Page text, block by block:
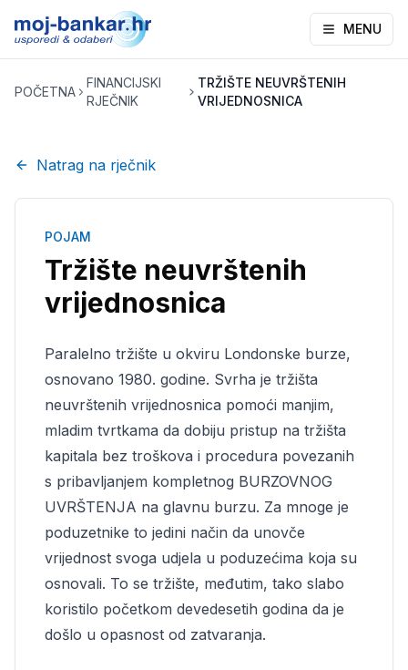
MENU
POČETNA
FINANCIJSKI
RJEČNIK
TRŽIŠTE NEUVRŠTENIH
VRIJEDNOSNICA
Natrag na rječnik
POJAM
Tržište neuvrštenih
vrijednosnica
Paralelno tržište u okviru Londonske burze,
osnovano 1980. godine. Svrha je tržišta
neuvrštenih vrijednosnica pomoći manjim,
mladim tvrtkama da dobiju pristup na tržišta
kapitala bez troškova i procedura povezanih
s pribavljanjem kompletnog BURZOVNOG
UVRŠTENJA na glavnu burzu. Za mnoge je
poduzetnike to jedini način da unovče
vrijednost svoga udjela u poduzećima koja su
osnovali. To se tržište, međutim, tako slabo
koristilo početkom devedesetih godina da je
došlo u opasnost od zatvaranja.